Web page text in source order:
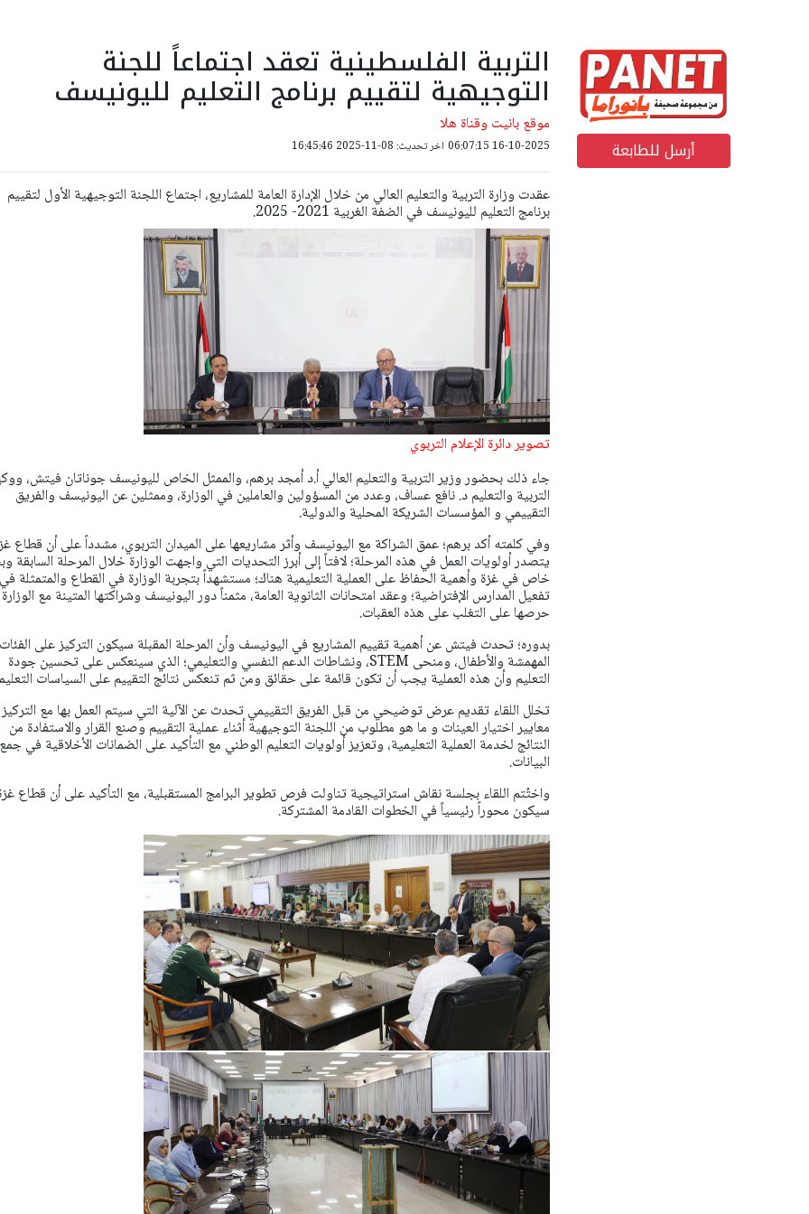
أرسل للطابعة
التربية الفلسطينية تعقد اجتماعاً للجنة
التوجيهية لتقييم برنامج التعليم لليونيسف
موقع بانيت وقناة هلا
16-10-2025 06:07:15 اخر تحديث: 08-11-2025 16:45:46
عقدت وزارة التربية والتعليم العالي من خلال الإدارة العامة للمشاريع، اجتماع اللجنة التوجيهية الأول لتقييم
برنامج التعليم لليونيسف في الضفة الغربية 2021- 2025.
تصوير دائرة الإعلام التربوي
جاء ذلك بحضور وزير التربية والتعليم العالي أ.د أمجد برهم، والممثل الخاص لليونيسف جوناتان فيتش،
التربية والتعليم د. نافع عساف، وعدد من المسؤولين والعاملين في الوزارة، وممثلين عن اليونيسف والفريق
التقييمي و المؤسسات الشريكة المحلية والدولية.
وفي كلمته أكد برهم؛ عمق الشراكة مع اليونيسف وأثر مشاريعها على الميدان التربوي، مشدداً على أن قطاع
يتصدر أولويات العمل في هذه المرحلة؛ لافتاً إلى أبرز التحديات التي واجهت الوزارة خلال المرحلة السابقة
خاص في غزة وأهمية الحفاظ على العملية التعليمية هناك؛ مستشهداً بتجربة الوزارة في القطاع والمتمثلة في
تفعيل المدارس الإفتراضية؛ وعقد امتحانات الثانوية العامة، مثمناً دور اليونيسف وشراكتها المتينة مع
حرصها على التغلب على هذه العقبات.
بدوره؛ تحدث فيتش عن أهمية تقييم المشاريع في اليونيسف وأن المرحلة المقبلة سيكون التركيز على الفئات
المهمشة والأطفال، ومنحى STEM، ونشاطات الدعم النفسي والتعليمي؛ الذي سينعكس على تحسين جودة
التعليم وأن هذه العملية يجب أن تكون قائمة على حقائق ومن ثم تنعكس نتائج التقييم على السياسات
تخلل اللقاء تقديم عرض توضيحي من قبل الفريق التقييمي تحدث عن الآلية التي سيتم العمل بها مع
معايير اختيار العينات و ما هو مطلوب من اللجنة التوجيهية أثناء عملية التقييم وصنع القرار والاستفادة من
النتائج لخدمة العملية التعليمية، وتعزيز أولويات التعليم الوطني مع التأكيد على الضمانات الأخلاقية في جمع
البيانات.
واختُتم اللقاء بجلسة نقاش استراتيجية تناولت فرص تطوير البرامج المستقبلية، مع التأكيد على أن قطاع
سيكون محوراً رئيسياً في الخطوات القادمة المشتركة.